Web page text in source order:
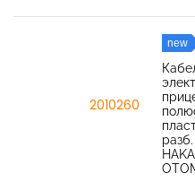
2010260
new